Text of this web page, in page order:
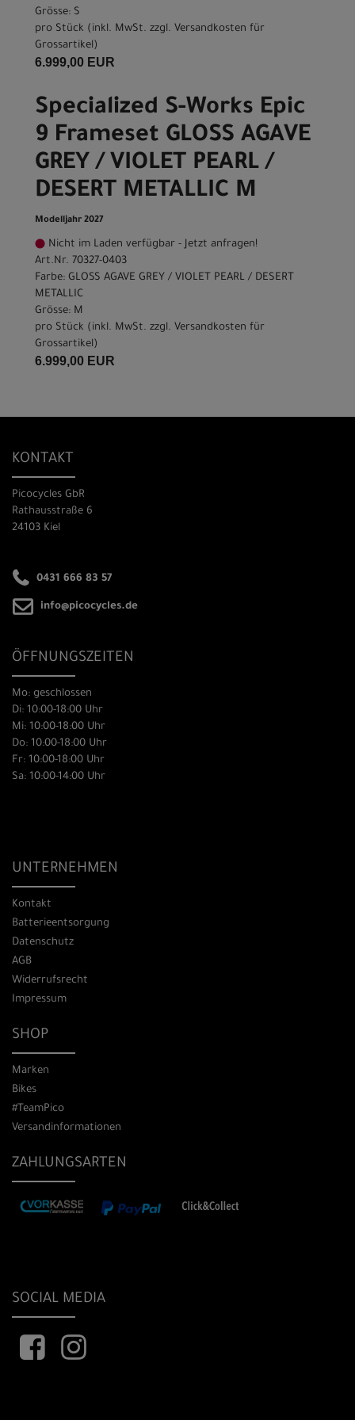
Grösse: S
pro Stück (inkl. MwSt. zzgl. Versandkosten für
Grossartikel)
6.999,00 EUR
Specialized S-Works Epic
9 Frameset GLOSS AGAVE
GREY / VIOLET PEARL /
DESERT METALLIC M
Modelljahr 2027
Nicht im Laden verfügbar - Jetzt anfragen!
Art.Nr. 70327-0403
Farbe: GLOSS AGAVE GREY / VIOLET PEARL / DESERT
METALLIC
Grösse: M
pro Stück (inkl. MwSt. zzgl. Versandkosten für
Grossartikel)
6.999,00 EUR
KONTAKT
Picocycles GbR
Rathausstraße 6
24103 Kiel
0431 666 83 57
info@picocycles.de
ÖFFNUNGSZEITEN
Mo: geschlossen
Di: 10:00-18:00 Uhr
Mi: 10:00-18:00 Uhr
Do: 10:00-18:00 Uhr
Fr: 10:00-18:00 Uhr
Sa: 10:00-14:00 Uhr
UNTERNEHMEN
Kontakt
Batterieentsorgung
Datenschutz
AGB
Widerrufsrecht
Impressum
SHOP
Marken
Bikes
#TeamPico
Versandinformationen
ZAHLUNGSARTEN
SOCIAL MEDIA